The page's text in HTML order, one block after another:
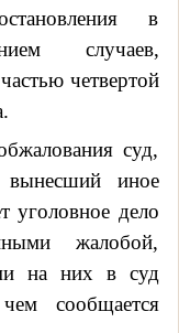
в
случаев,
четвертой
суд,
вынесший иное
уголовное дело
жалобой,
на них в суд
сообщается